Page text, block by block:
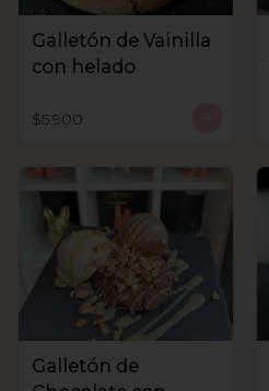
Galletón de Vainilla
con helado
$5.900
Galletón de